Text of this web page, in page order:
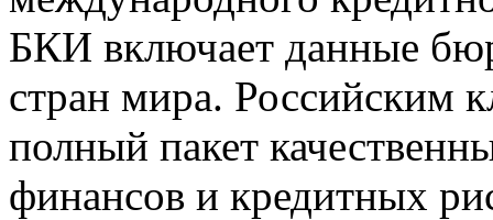
БКИ включает данные
стран мира. Российским
полный пакет
финансов и кредитных